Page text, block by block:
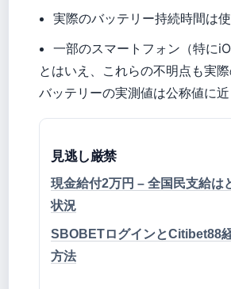
実際のバッテリー持続時間は
一部のスマートフォン（特に
とはいえ、これらの不明点も実
バッテリーの実測値は公称値に
見逃し厳禁
現金給付2万円 – 全国民支給は
状況
SBOBETログインとCitibet88
方法